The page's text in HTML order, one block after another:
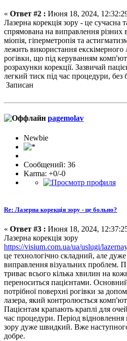
« Ответ #2 : Июня 18, 2024,
Лазерна корекція зору - це сучасна
спрямована на виправлення різних
міопія, гіперметропія та
лежить використання
рогівки, що під керуванням
розрахунки корекції. Зазвичай
легкий тиск під час процедури, без
Записан
pagemolav
Newbie
Сообщений: 36
Karma: +0/-0
Re: Лазерна корекція зору - це больно?
« Ответ #3 : Июня 18, 2024,
Лазерна корекція зору
https://visium.com.ua/ua/uslugi/
це технологічно складний, але
виправлення візуальних проблем.
триває всього кілька хвилин на
переноситься пацієнтами.
потрібної поверхні рогівки за
лазера, який контролюється
Пацієнтам крапають краплі для
час процедури. Період відновлення
зору дуже швидкий. Вже
добре.